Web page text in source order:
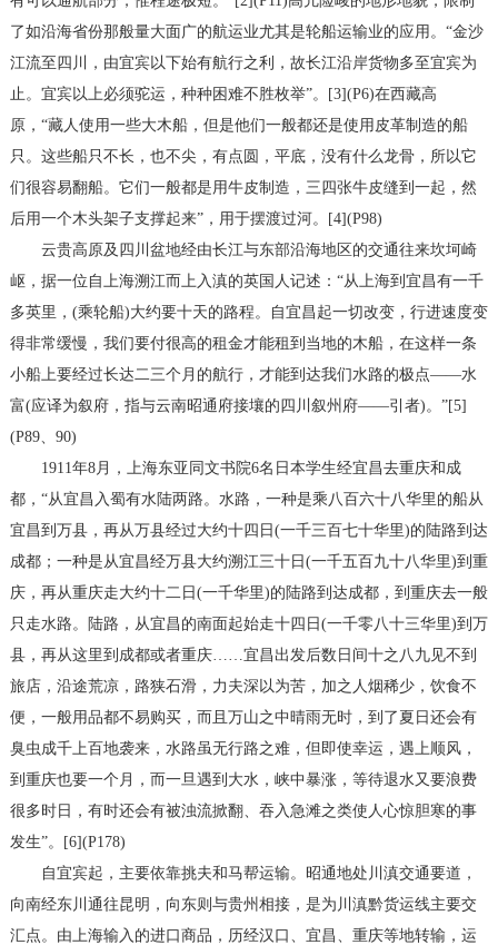
了如沿海省份那般量大面广的航运业尤其是轮船运输业的应用。“金沙
江流至四川，由宜宾以下始有航行之利，故长江沿岸货物多至宜宾为
止。宜宾以上必须驼运，种种困难不胜枚举”。[3](P6)在西藏高
原，“藏人使用一些大木船，但是他们一般都还是使用皮革制造的船
只。这些船只不长，也不尖，有点圆，平底，没有什么龙骨，所以它
们很容易翻船。它们一般都是用牛皮制造，三四张牛皮缝到一起，然
后用一个木头架子支撑起来”，用于摆渡过河。[4](P98)
云贵高原及四川盆地经由长江与东部沿海地区的交通往来坎坷崎
岖，据一位自上海溯江而上入滇的英国人记述：“从上海到宜昌有一千
多英里，(乘轮船)大约要十天的路程。自宜昌起一切改变，行进速度变
得非常缓慢，我们要付很高的租金才能租到当地的木船，在这样一条
小船上要经过长达二三个月的航行，才能到达我们水路的极点——水
富(应译为叙府，指与云南昭通府接壤的四川叙州府——引者)。”[5]
(P89、90)
1911年8月，上海东亚同文书院6名日本学生经宜昌去重庆和成
都，“从宜昌入蜀有水陆两路。水路，一种是乘八百六十八华里的船从
宜昌到万县，再从万县经过大约十四日(一千三百七十华里)的陆路到达
成都；一种是从宜昌经万县大约溯江三十日(一千五百九十八华里)到重
庆，再从重庆走大约十二日(一千华里)的陆路到达成都，到重庆去一般
只走水路。陆路，从宜昌的南面起始走十四日(一千零八十三华里)到万
县，再从这里到成都或者重庆……宜昌出发后数日间十之八九见不到
旅店，沿途荒凉，路狭石滑，力夫深以为苦，加之人烟稀少，饮食不
便，一般用品都不易购买，而且万山之中晴雨无时，到了夏日还会有
臭虫成千上百地袭来，水路虽无行路之难，但即使幸运，遇上顺风，
到重庆也要一个月，而一旦遇到大水，峡中暴涨，等待退水又要浪费
很多时日，有时还会有被浊流掀翻、吞入急滩之类使人心惊胆寒的事
发生”。[6](P178)
自宜宾起，主要依靠挑夫和马帮运输。昭通地处川滇交通要道，
向南经东川通往昆明，向东则与贵州相接，是为川滇黔货运线主要交
汇点。由上海输入的进口商品，历经汉口、宜昌、重庆等地转输，运